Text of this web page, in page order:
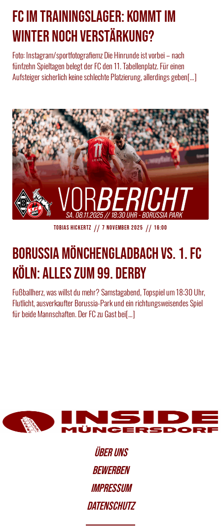
FC im Trainingslager: Kommt im
Winter noch Verstärkung?
Foto: Instagram/sportfotografiemz Die Hinrunde ist vorbei – nach
fünfzehn Spieltagen belegt der FC den 11. Tabellenplatz. Für einen
Aufsteiger sicherlich keine schlechte Platzierung, allerdings geben[…]
Tobias Hickertz // 7 November 2025 // 16:00
Borussia Mönchengladbach vs. 1. FC
Köln: Alles zum 99. Derby
Fußballherz, was willst du mehr? Samstagabend, Topspiel um 18:30 Uhr,
Flutlicht, ausverkaufter Borussia-Park und ein richtungsweisendes Spiel
für beide Mannschaften. Der FC zu Gast bei[…]
ÜBER UNS
BEWERBEN
IMPRESSUM
DATENSCHUTZ